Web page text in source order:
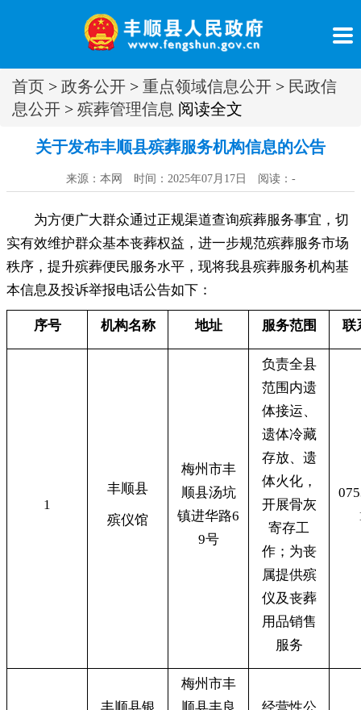
首页 > 政务公开 > 重点领域信息公开 > 民政信
息公开 > 殡葬管理信息 阅读全文
关于发布丰顺县殡葬服务机构信息的公告
来源：本网 时间：2025年07月17日 阅读： -
为方便广大群众通过正规渠道查询殡葬服务事宜 ， 切
实有效维护群众基本丧葬权益，进一步规范殡葬服务市场
秩序 ， 提升殡葬便民服务水平，现将我县殡葬服务机构基
本信息及投诉举报电话公告如下：
序号 机构名称 地址 服务范围 联
1
丰顺县
殡仪馆
梅州市丰
顺县汤坑
镇进华路6
9号
负责全县
范围内遗
体接运、
遗体冷藏
存放、遗
体火化，
开展骨灰
寄存工
作；为丧
属提供殡
仪及丧葬
用品销售
服务
梅州市丰